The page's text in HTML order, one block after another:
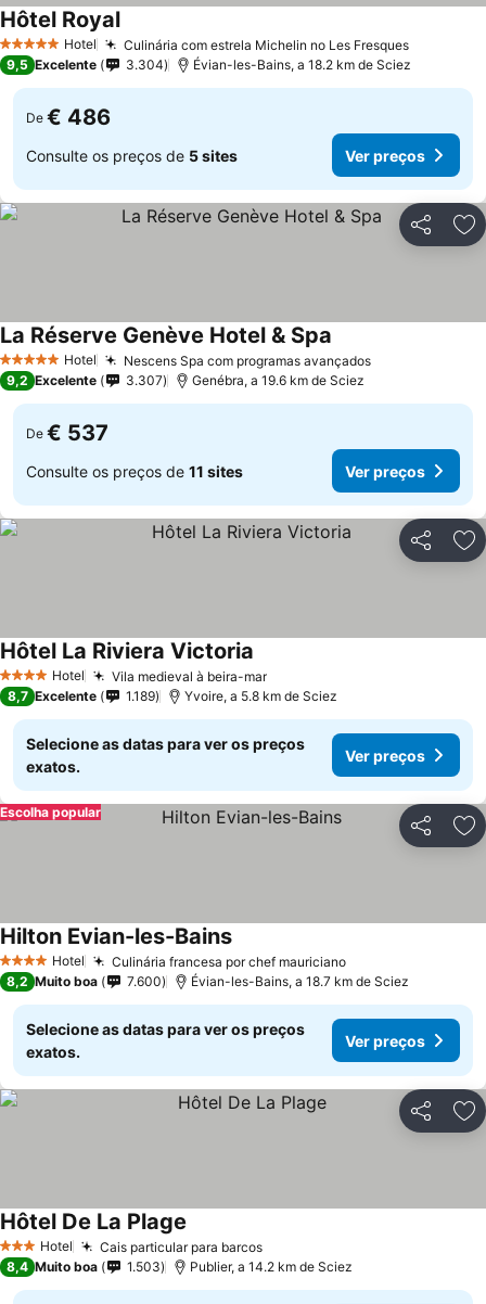
5 Estrelas Hotel Culinária com estrela Michelin no Les Fresques
Hôtel Royal
9,5 Excelente 3.304 Évian-les-Bains, a 18.2 km de Sciez
De € 486
Consulte os preços de 5 sites Ver preços
Partilhar
5 Estrelas Hotel Nescens Spa com programas avançados
La Réserve Genève Hotel & Spa
9,2 Excelente 3.307 Genébra, a 19.6 km de Sciez
De € 537
Consulte os preços de 11 sites Ver preços
Partilhar
4 EstrelasHotel Vila medieval à beira-mar
Hôtel La Riviera Victoria
8,7 Excelente 1.189 Yvoire, a 5.8 km de Sciez
Selecione as datas para ver os preços
exatos.
Ver preços
Partilhar
Escolha popular
4 EstrelasHotel Culinária francesa por chef mauriciano
Hilton Evian-les-Bains
8,2 Muito boa 7.600 Évian-les-Bains, a 18.7 km de Sciez
Selecione as datas para ver os preços
exatos.
Ver preços
Partilhar
3 EstrelasHotel Cais particular para barcos
Hôtel De La Plage
8,4 Muito boa 1.503 Publier, a 14.2 km de Sciez